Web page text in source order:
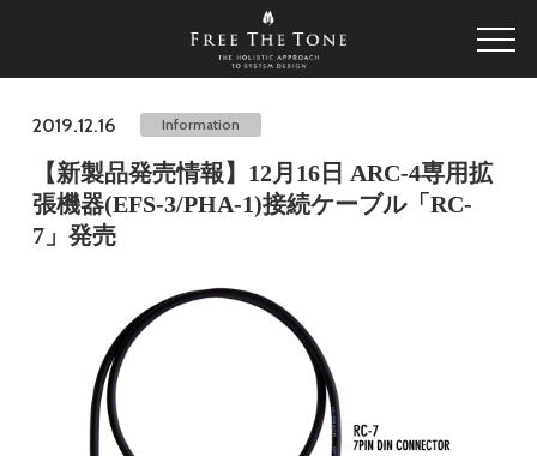
2019.12.16 Information
【新製品発売情報】12月16日 ARC-4専用拡
張機器(EFS-3/PHA-1)接続ケーブル「RC-
7」発売